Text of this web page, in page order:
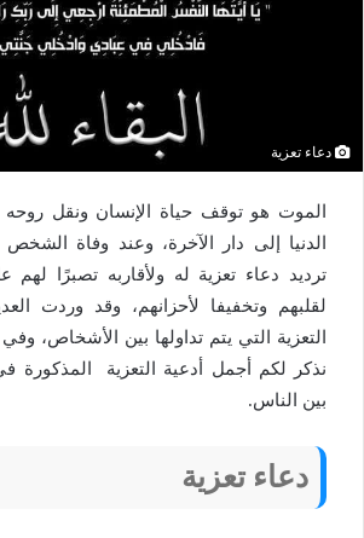
دعاء تعزية
الموت هو توقف حياة الإنسان ونقل
الدنيا إلى دار الآخرة، وعند وفاة
ترديد دعاء تعزية له ولأقاربه تصبرًا لهم
لقلبهم وتخفيفا لأحزانهم، وقد وردت
التعزية التي يتم تداولها بين الأشخاص،
نذكر لكم أجمل أدعية التعزية المذكورة
بين الناس.
دعاء تعزية